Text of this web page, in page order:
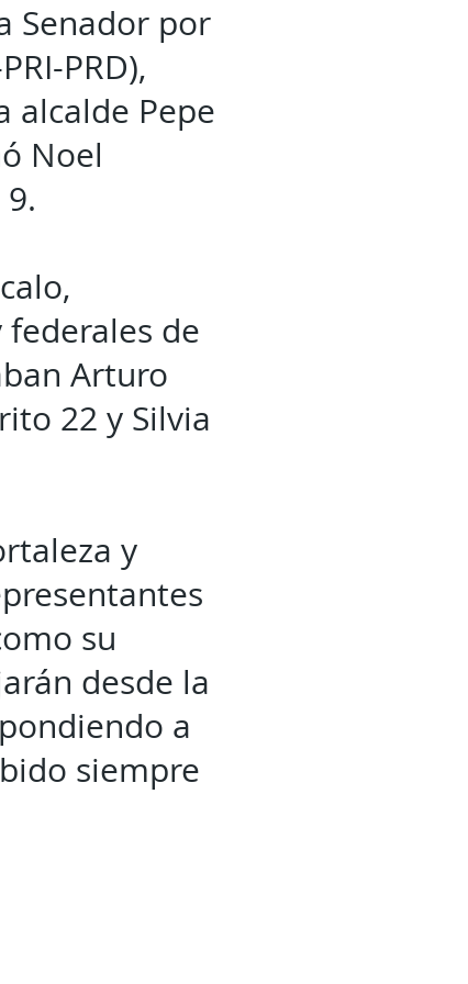
Senador por
PRD),
alcalde Pepe
Noel
de
Arturo
22 y Silvia
y
su
desde la
a
siempre